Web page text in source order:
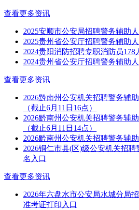
查看更多资讯
2025安顺市公安局招聘警务辅助
2025贵州省公安厅招聘警务辅助
2024贵阳消防招聘专职消防员178
2024贵州省公安厅招聘警务辅助
查看更多资讯
2026黔南州公安机关招聘警务辅
（截止6月11日16点）
2026黔南州公安机关招聘警务辅
（截止6月11日14点）
2026黔南州公安机关招聘警务辅
2026铜仁市县(区)级公安机关招
名入口
查看更多资讯
2026年六盘水市公安局水城分局
准考证打印入口